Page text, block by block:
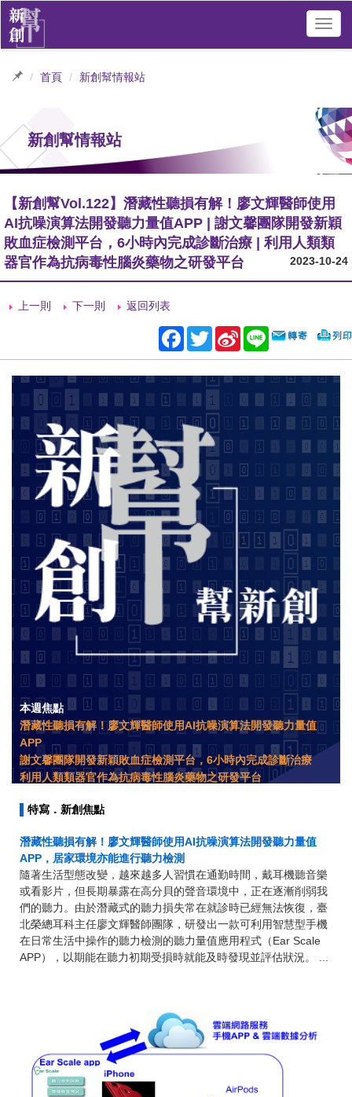
首頁 新創幫情報站
新創幫情報站
【新創幫Vol.122】潛藏性聽損有解！廖文輝醫師使用
AI抗噪演算法開發聽力量值APP | 謝文馨團隊開發新穎
敗血症檢測平台，6小時內完成診斷治療 | 利用人類類
器官作為抗病毒性腦炎藥物之研發平台
2023-10-24
上一則 下一則 返回列表
Facebook
Twitter
Sina
Weibo
Line
本週焦點
潛藏性聽損有解！廖文輝醫師使用AI抗噪演算法開發聽力量值
APP
謝文馨團隊開發新穎敗血症檢測平台，6小時內完成診斷治療
利用人類類器官作為抗病毒性腦炎藥物之研發平台
特寫．新創焦點
潛藏性聽損有解！廖文輝醫師使用AI抗噪演算法開發聽力量值
APP，居家環境亦能進行聽力檢測
隨著生活型態改變，越來越多人習慣在通勤時間，戴耳機聽音樂
或看影片，但長期暴露在高分貝的聲音環境中，正在逐漸削弱我
們的聽力。由於潛藏式的聽力損失常在就診時已經無法恢復，臺
北榮總耳科主任廖文輝醫師團隊，研發出一款可利用智慧型手機
在日常生活中操作的聽力檢測的聽力量值應用程式（Ear Scale
APP），以期能在聽力初期受損時就能及時發現並評估狀況。 ...